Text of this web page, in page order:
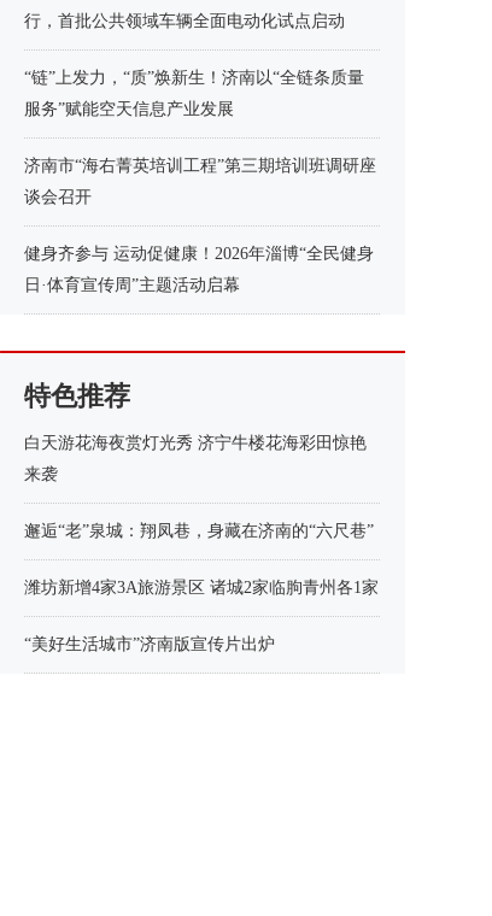
行，首批公共领域车辆全面电动化试点启动
“链”上发力，“质”焕新生！济南以“全链条质量
服务”赋能空天信息产业发展
济南市“海右菁英培训工程”第三期培训班调研座
谈会召开
健身齐参与 运动促健康！2026年淄博“全民健身
日·体育宣传周”主题活动启幕
特色推荐
白天游花海夜赏灯光秀 济宁牛楼花海彩田惊艳
来袭
邂逅“老”泉城：翔凤巷，身藏在济南的“六尺巷”
潍坊新增4家3A旅游景区 诸城2家临朐青州各1家
“美好生活城市”济南版宣传片出炉